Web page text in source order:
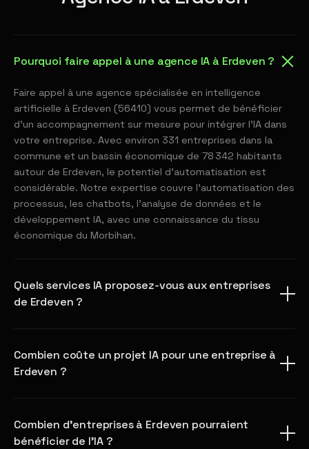
Pourquoi faire appel à une agence IA à Erdeven ?
Faire appel à une agence spécialisée en intelligence
artificielle à Erdeven (56410) vous permet de bénéficier
d'un accompagnement sur mesure pour intégrer l'IA dans
votre entreprise. Avec environ 331 entreprises dans la
commune et un bassin économique de 78 342 habitants
autour de Erdeven, le potentiel d'automatisation est
considérable. Notre expertise couvre l'automatisation des
processus, les chatbots, l'analyse de données et le
développement IA, avec une connaissance du tissu
économique du Morbihan.
Quels services IA proposez-vous aux entreprises
de Erdeven ?
Combien coûte un projet IA pour une entreprise à
Erdeven ?
Combien d'entreprises à Erdeven pourraient
bénéficier de l'IA ?